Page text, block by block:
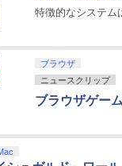
特徴的なシステム
ブラウザ
ニュースクリップ
ブラウザゲー